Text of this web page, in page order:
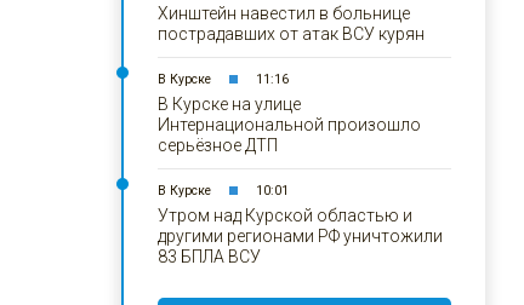
Хинштейн навестил в больнице
пострадавших от атак ВСУ курян
В Курске 11:16
В Курске на улице
Интернациональной произошло
серьёзное ДТП
В Курске 10:01
Утром над Курской областью и
другими регионами РФ уничтожили
83 БПЛА ВСУ